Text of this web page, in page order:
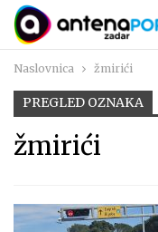
Naslovnica žmirići
PREGLED OZNAKA
žmirići